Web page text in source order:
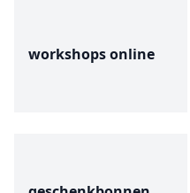
workshops online